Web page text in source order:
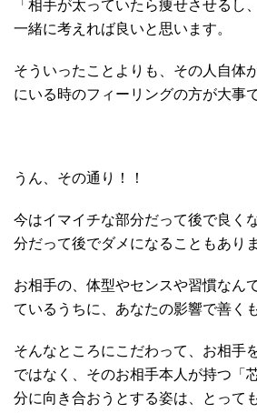
「相手が太っていたら痩せさせるし
一緒に考えれば良いと思います。
そういったことよりも、その人自体
にいる時のフィーリングの方が大事
うん、その通り！！
今はイマイチな部分だって後で良く
分だって後でダメになることもありま
お相手の、体型やセンスや習慣なん
ているうちに、あなたの影響で善く
そんなところにこだわって、お相手
ではなく、そのお相手本人が持つ「
分に向き合おうとする姿は、とって